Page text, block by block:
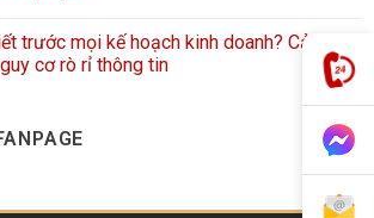
trước mọi kế hoạch kinh doanh? Cảnh
cơ rò rỉ thông tin